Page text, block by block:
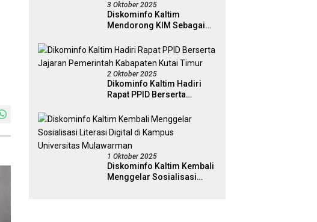
3 Oktober 2025
Diskominfo Kaltim
Mendorong KIM Sebagai
Penyaring Dan Penguat
Literasi Digital
2 Oktober 2025
Dikominfo Kaltim Hadiri
Rapat PPID Berserta
Kabapaten Kutai Timur
1 Oktober 2025
Diskominfo Kaltim Kembali
Menggelar Sosialisasi